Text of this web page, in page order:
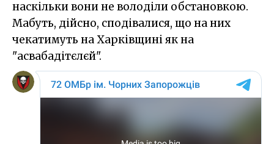
наскільки вони не володіли обстановкою.
Мабуть, дійсно, сподівалися, що на них
чекатимуть на Харківщині як на
"асвабадітєлєй".